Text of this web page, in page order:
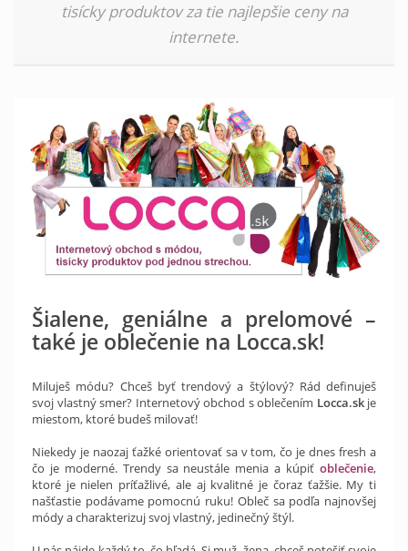
tisícky produktov za tie najlepšie ceny na
internete.
Šialene, geniálne a prelomové –
také je oblečenie na Locca.sk!
Miluješ módu? Chceš byť trendový a štýlový? Rád definuješ
svoj vlastný smer? Internetový obchod s oblečením Locca.skje
miestom, ktoré budeš milovať!
Niekedy je naozaj ťažké orientovať sa v tom, čo je dnes fresh a
čo je moderné. Trendy sa neustále menia a kúpiť oblečenie,
ktoré je nielen príťažlivé, ale aj kvalitné je čoraz ťažšie. My ti
našťastie podávame pomocnú ruku! Obleč sa podľa najnovšej
módy a charakterizuj svoj vlastný, jedinečný štýl.